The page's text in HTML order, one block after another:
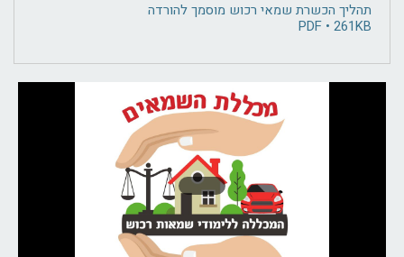
תהליך הכשרת שמאי רכוש מוסמך להורדה
PDF • 261KB